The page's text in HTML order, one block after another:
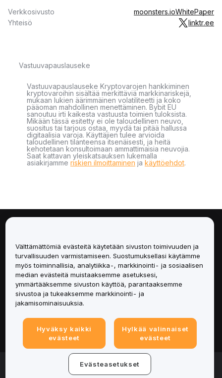
Verkkosivusto moonsters.ioWhitePaper
Yhteisö
linktr.ee
Vastuuvapauslauseke
Vastuuvapauslauseke Kryptovarojen hankkiminen
kryptovaroihin sisältää merkittäviä markkinariskejä,
mukaan lukien äärimmäinen volatiliteetti ja koko
pääoman mahdollinen menettäminen. Bybit EU
sanoutuu irti kaikesta vastuusta toimien tuloksista.
Mikään tässä esitetty ei ole taloudellinen neuvo,
suositus tai tarjous ostaa, myydä tai pitää hallussa
digitaalisia varoja. Käyttäjien tulee arvioida
taloudellinen tilanteensa itsenäisesti, ja heitä
kehotetaan konsultoimaan ammattimaisia neuvojia.
Saat kattavan yleiskatsauksen lukemalla
asiakirjamme riskien ilmoittaminen ja käyttöehdot.
Palvelut
Tuki
Tuotteet
Lakiasiat
© 2025-2026 Bybit.eu. Kaikki oikeudet pidätetään.
Välttämättömiä evästeitä käytetään sivuston toimivuuden ja
turvallisuuden varmistamiseen. Suostumuksellasi käytämme
myös toiminnallisia, analytiikka-, markkinointi- ja sosiaalisen
median evästeitä muistaaksemme asetuksesi,
ymmärtääksemme sivuston käyttöä, parantaaksemme
sivustoa ja tukeaksemme markkinointi- ja
jakamisominaisuuksia.
Hyväksy kaikki
evästeet
Hylkää valinnaiset
evästeet
Evästeasetukset